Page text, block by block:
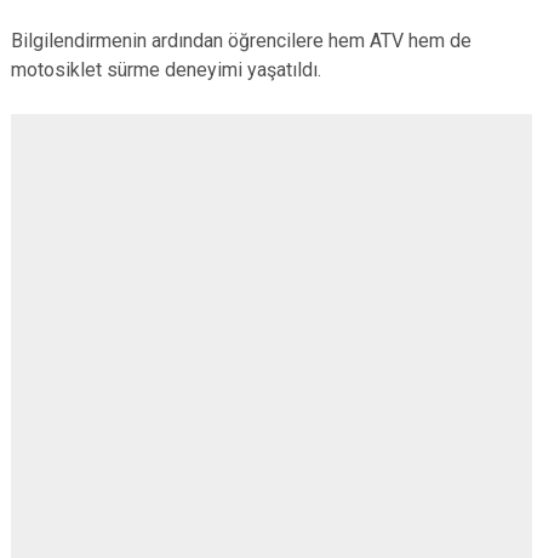
Bilgilendirmenin ardından öğrencilere hem ATV hem de
motosiklet sürme deneyimi yaşatıldı.